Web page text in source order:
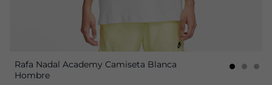
Rafa Nadal Academy Camiseta Blanca
Hombre